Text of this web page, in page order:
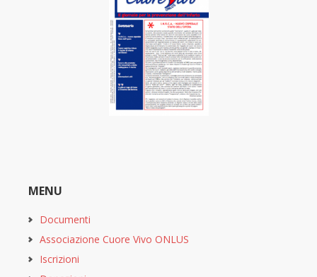
MENU
Documenti
Associazione Cuore Vivo ONLUS
Iscrizioni